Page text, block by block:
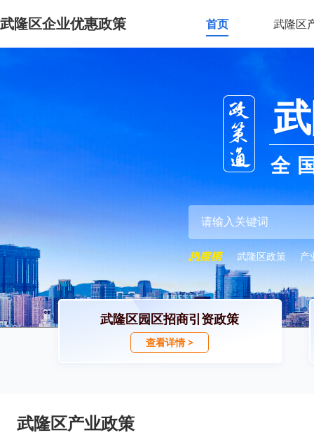
武隆区企业优惠政策 首页 武隆区
全
武隆区政策 产
武隆区园区招商引资政策
查看详情 >
武隆区产业政策